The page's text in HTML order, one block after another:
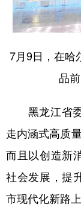
7月9日，在哈
品
黑龙江省委
走内涵式高质
而且以创造新
社会发展，提
市现代化新路